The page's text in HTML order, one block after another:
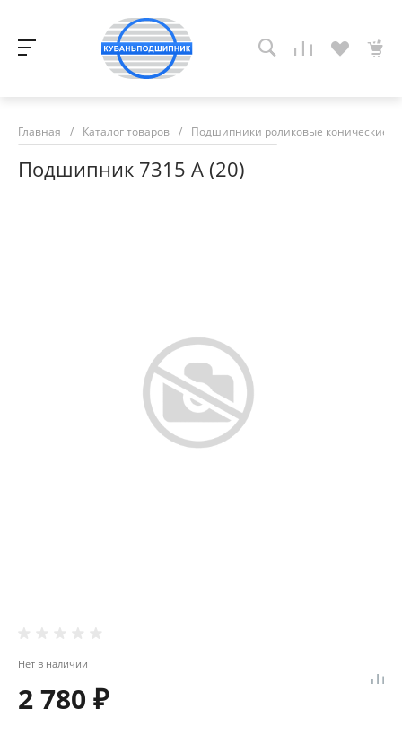
Главная / Каталог товаров / Подшипники роликовые конические
Подшипник 7315 А (20)
Нет в наличии
2 780 ₽